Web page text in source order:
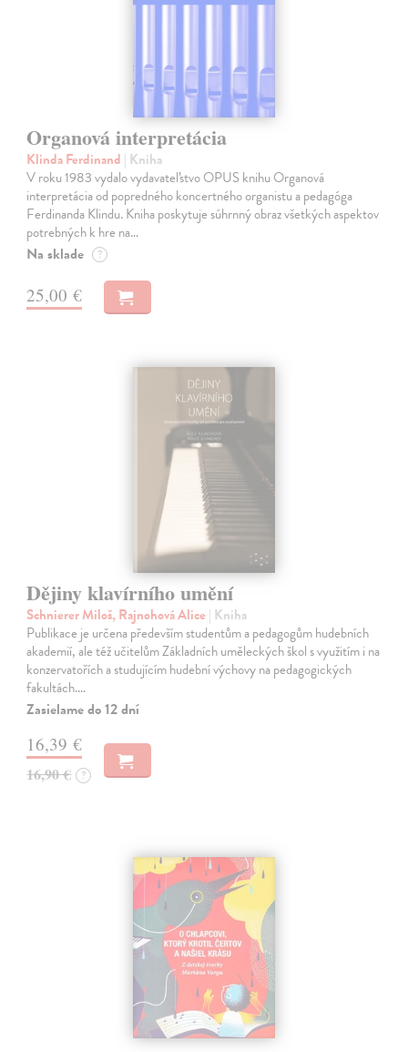
Organová interpretácia
Klinda Ferdinand | Kniha
V roku 1983 vydalo vydavateľstvo OPUS knihu Organová
interpretácia od popredného koncertného organistu a pedagóga
Ferdinanda Klindu. Kniha poskytuje súhrnný obraz všetkých aspektov
potrebných k hre na…
Na sklade ?
25,00 €
Dějiny klavírního umění
Schnierer Miloš, Rajnohová Alice | Kniha
Publikace je určena především studentům a pedagogům hudebních
akademií, ale též učitelům Základních uměleckých škol s využitím i na
konzervatořích a studujícím hudební výchovy na pedagogických
fakultách.…
Zasielame do 12 dní
16,39 €
16,90 € ?